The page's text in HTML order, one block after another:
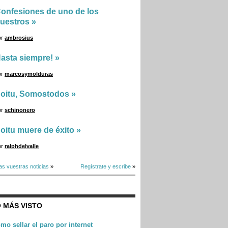
de uno de los
»
ambrosius
siempre! »
marcosymolduras
Somostodos »
schinonero
muere de éxito »
ralphdelvalle
vuestras noticias » Regístrate y escribe »
MÁS VISTO
sellar el paro por internet